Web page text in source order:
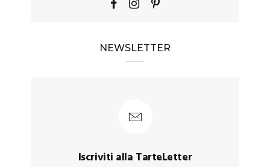
NEWSLETTER
Iscriviti alla TarteLetter